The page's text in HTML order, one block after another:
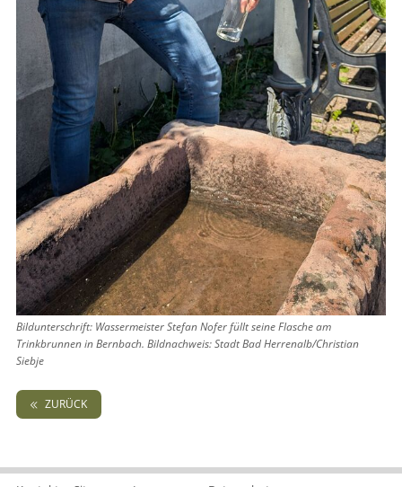
Bildunterschrift: Wassermeister Stefan Nofer füllt seine Flasche am
Trinkbrunnen in Bernbach. Bildnachweis: Stadt Bad Herrenalb/Christian
Siebje
ZURÜCK